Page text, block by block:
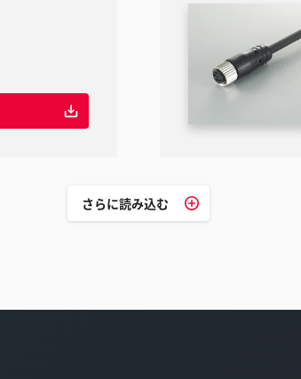
さらに読み込む